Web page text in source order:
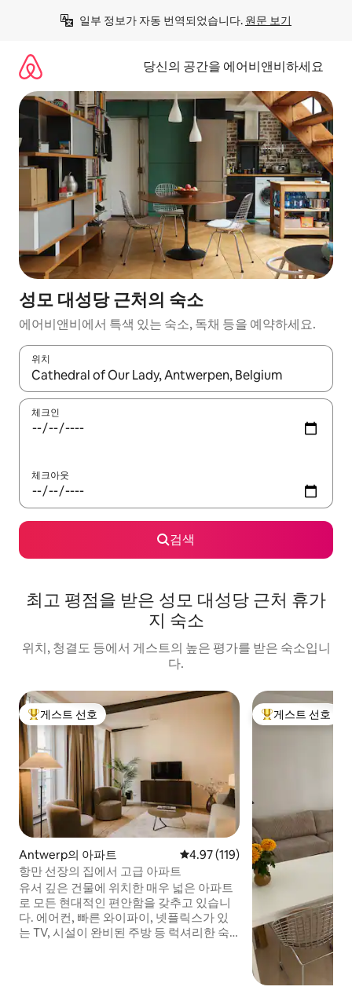
일부 정보가 자동 번역되었습니다. 원문 보기
당신의 공간을 에어비앤비하세요
성모 대성당 근처의 숙소
에어비앤비에서 특색 있는 숙소, 독채 등을 예약하세요.
위치
결과가 나오면 위·아래 화살표 키를 사용하거나 터치 또는 스와이
체크인
체크아웃
검색
최고 평점을 받은 성모 대성당 근처 휴가
지 숙소
위치, 청결도 등에서 게스트의 높은 평가를 받은 숙소입니
다.
상위 게스트 선호
게스트 선호
Antwerp의 아파트 평점 4.97점(5점 만점), 후기 119
4.97 (119)
항만 선장의 집에서 고급 아파트
유서 깊은 건물에 위치한 매우 넓은 아파트
로 모든 현대적인 편안함을 갖추고 있습니
다. 에어컨, 빠른 와이파이, 넷플릭스가 있
는 TV, 시설이 완비된 주방 등 럭셔리한 숙
상위 게스트 선호
게스트 선호